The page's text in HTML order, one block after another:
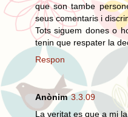
que son tambe
seus comentaris i
Tots siguem dones o
tenin que respater la
Respon
Anònim 3.3.09
La veritat es que a mi